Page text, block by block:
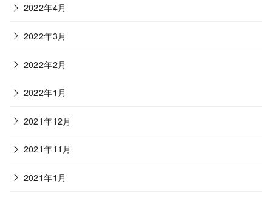
2022年4月
2022年3月
2022年2月
2022年1月
2021年12月
2021年11月
2021年1月